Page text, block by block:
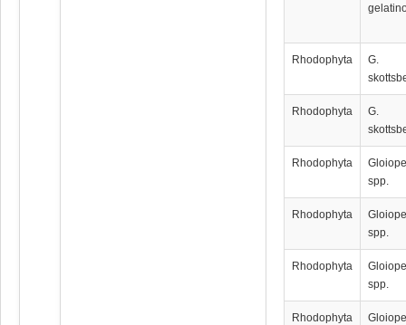
Rhodophyta
G.
Rhodophyta
G.
Rhodophyta
spp.
Rhodophyta
spp.
Rhodophyta
spp.
Rhodophyta